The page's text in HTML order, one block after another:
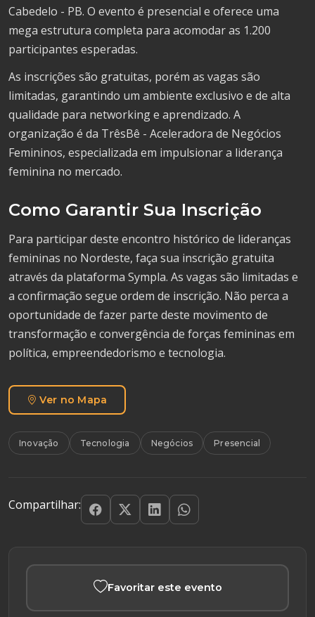
Cabedelo - PB. O evento é presencial e oferece uma
mega estrutura completa para acomodar as 1.200
participantes esperadas.
As inscrições são gratuitas, porém as vagas são
limitadas, garantindo um ambiente exclusivo e de alta
qualidade para networking e aprendizado. A
organização é da TrêsBê - Aceleradora de Negócios
Femininos, especializada em impulsionar a liderança
feminina no mercado.
Como Garantir Sua Inscrição
Para participar deste encontro histórico de lideranças
femininas no Nordeste, faça sua inscrição gratuita
através da plataforma Sympla. As vagas são limitadas e
a confirmação segue ordem de inscrição. Não perca a
oportunidade de fazer parte deste movimento de
transformação e convergência de forças femininas em
política, empreendedorismo e tecnologia.
Ver no Mapa
Inovação Tecnologia Negócios Presencial
Compartilhar:
Favoritar este evento